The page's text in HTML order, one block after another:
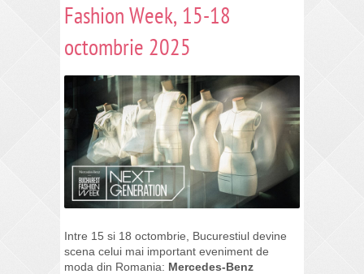
Fashion Week, 15-18
octombrie 2025
Intre 15 si 18 octombrie, Bucurestiul devine
scena celui mai important eveniment de
moda din Romania: Mercedes-Benz